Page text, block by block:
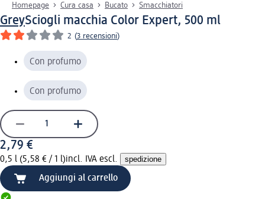
Homepage Cura casa Bucato Smacchiatori
GreySciogli macchia Color Expert, 500 ml
2 (3 recensioni)
Con profumo
Con profumo
2,79 €
0,5 l (5,58 € / 1 l)incl. IVA escl. spedizione
Aggiungi al carrello